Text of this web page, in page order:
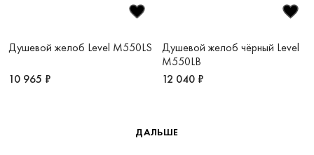
Душевой желоб Level M550LS
10 965 ₽
Душевой желоб чёрный Level
M550LB
12 040 ₽
ДАЛЬШЕ